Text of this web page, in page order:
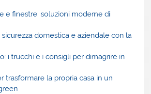
e finestre: soluzioni moderne di
domestica e aziendale con la
i trucchi e i consigli per dimagrire in
trasformare la propria casa in un